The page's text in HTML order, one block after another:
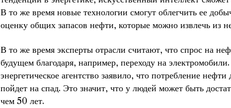
В то же время новые технологии смогут облегчить ее
оценку общих запасов нефти, которые можно извлечь из
В то же время эксперты отрасли считают, что спрос на
будущем благодаря, например, переходу на
энергетическое агентство заявило, что потребление
пойдет на спад. Это значит, что у людей может быть
чем 50 лет.